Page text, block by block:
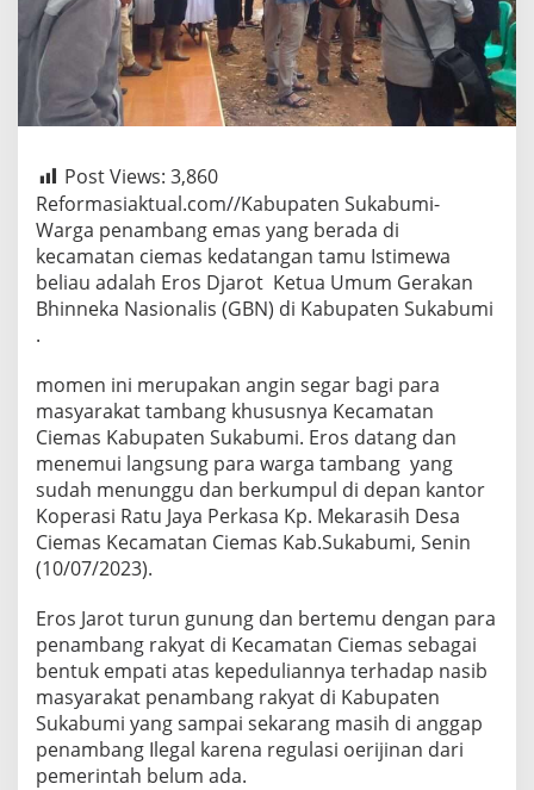
Post Views: 3,860
Reformasiaktual.com//Kabupaten Sukabumi-
Warga penambang emas yang berada di
kecamatan ciemas kedatangan tamu Istimewa
beliau adalah Eros Djarot Ketua Umum Gerakan
Bhinneka Nasionalis (GBN) di Kabupaten Sukabumi
.
momen ini merupakan angin segar bagi para
masyarakat tambang khususnya Kecamatan
Ciemas Kabupaten Sukabumi. Eros datang dan
menemui langsung para warga tambang yang
sudah menunggu dan berkumpul di depan kantor
Koperasi Ratu Jaya Perkasa Kp. Mekarasih Desa
Ciemas Kecamatan Ciemas Kab.Sukabumi, Senin
(10/07/2023).
Eros Jarot turun gunung dan bertemu dengan para
penambang rakyat di Kecamatan Ciemas sebagai
bentuk empati atas kepeduliannya terhadap nasib
masyarakat penambang rakyat di Kabupaten
Sukabumi yang sampai sekarang masih di anggap
penambang Ilegal karena regulasi oerijinan dari
pemerintah belum ada.